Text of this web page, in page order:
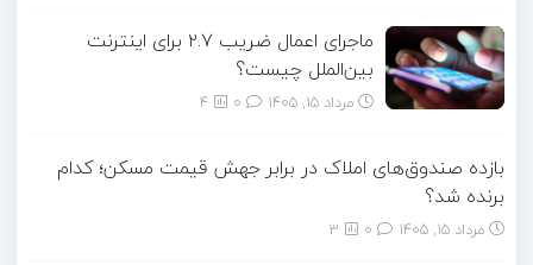
ماجرای اعمال ضریب ۲.۷ برای اینترنت
بین‌الملل چیست؟
مرداد ۱۵, ۱۴۰۵ 4
بازده صندوق‌های املاک در برابر جهش قیمت مسکن؛ کدام
برنده شد؟
مرداد ۱۵, ۱۴۰۵ 3